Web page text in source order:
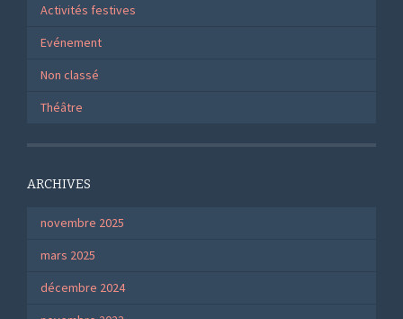
Activités festives
Evénement
Non classé
Théâtre
ARCHIVES
novembre 2025
mars 2025
décembre 2024